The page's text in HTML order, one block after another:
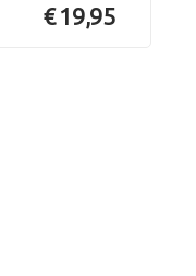
€ 19,95